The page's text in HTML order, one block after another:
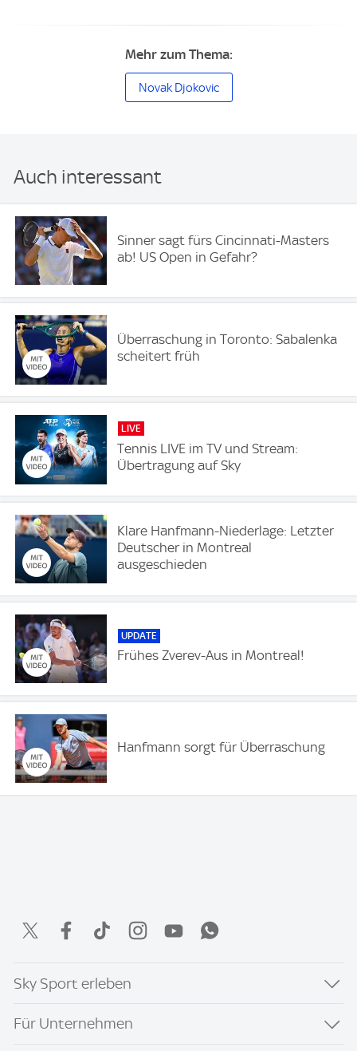
Mehr zum Thema:
Novak Djokovic
Auch interessant
Sinner sagt fürs Cincinnati-Masters
ab! US Open in Gefahr?
Überraschung in Toronto: Sabalenka
scheitert früh
LIVE
Tennis LIVE im TV und Stream:
Übertragung auf Sky
Klare Hanfmann-Niederlage: Letzter
Deutscher in Montreal
ausgeschieden
UPDATE
Frühes Zverev-Aus in Montreal!
Hanfmann sorgt für Überraschung
Sky Sport erleben
Für Unternehmen